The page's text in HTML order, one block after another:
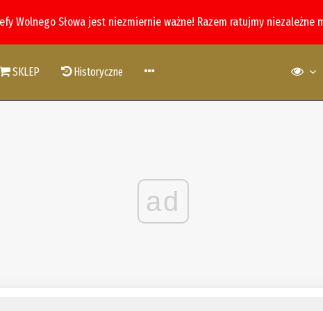
Wolnego Słowa jest niezmiernie ważne! Razem ratujmy niezależne
SKLEP Historyczne
ad